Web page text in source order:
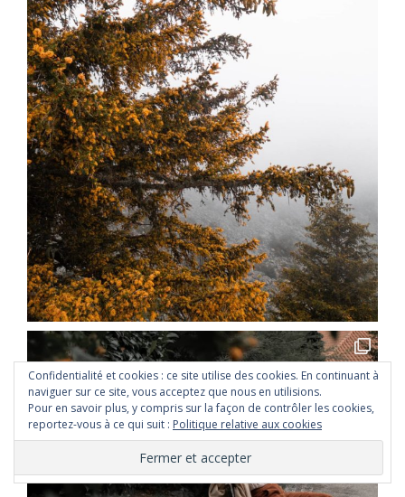
Confidentialité et cookies : ce site utilise des cookies. En continuant à
naviguer sur ce site, vous acceptez que nous en utilisions.
Pour en savoir plus, y compris sur la façon de contrôler les cookies,
reportez-vous à ce qui suit : Politique relative aux cookies